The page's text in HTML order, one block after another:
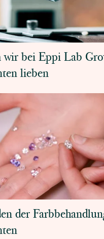
wir bei Eppi Lab
lieben
der